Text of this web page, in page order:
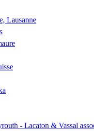
Lausanne
- Lacaton & Vassal